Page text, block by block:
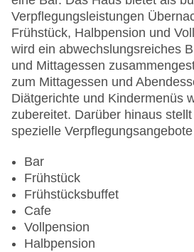
Letzte umfassende
Lift
Minimarkt
Anzahl der Konferenzräume:
Anzahl der Aufzüge: 1
Haustiere: gegen Gebühr
Zimmerservice
Sonnenterrasse
Gesamtanzahl der Zimmer:
Pools:Beheizter Außenpool,
Pool, Sonnenschirme am
Zahlungsarten: American
EC Maestro, Mastercard, Visa
Landeskategorie: 4 Sterne
Verpflegungsleistungen
Frühstück, Halbpension und
wird ein abwechslungsreiches
und Mittagessen
zum Mittagessen und
Diätgerichte und Kindermenüs
zubereitet. Darüber hinaus
spezielle
Bar
Frühstück
Frühstücksbuffet
Cafe
Vollpension
Halbpension